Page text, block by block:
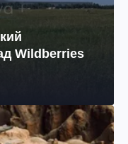
Wildberries